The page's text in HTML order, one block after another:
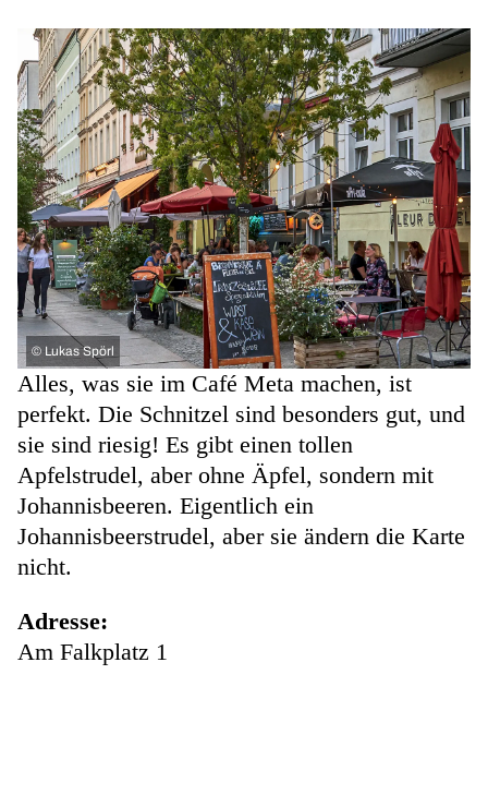
© Lukas Spörl
Alles, was sie im Café Meta machen, ist
perfekt. Die Schnitzel sind besonders gut, und
sie sind riesig! Es gibt einen tollen
Apfelstrudel, aber ohne Äpfel, sondern mit
Johannisbeeren. Eigentlich ein
Johannisbeerstrudel, aber sie ändern die Karte
nicht.
Adresse:
Am Falkplatz 1